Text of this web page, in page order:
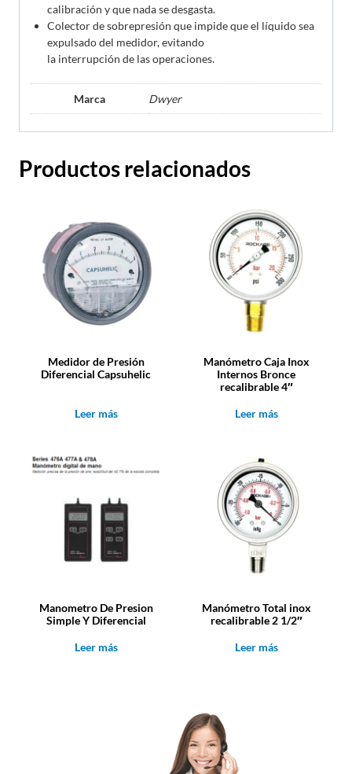
calibración y que nada se desgasta.
Colector de sobrepresión que impide que el líquido sea
expulsado del medidor, evitando
la interrupción de las operaciones.
Marca Dwyer
Productos relacionados
Medidor de Presión
Diferencial Capsuhelic
Leer más
Manómetro Caja Inox
Internos Bronce
recalibrable 4″
Leer más
Manometro De Presion
Simple Y Diferencial
Leer más
Manómetro Total inox
recalibrable 2 1/2″
Leer más